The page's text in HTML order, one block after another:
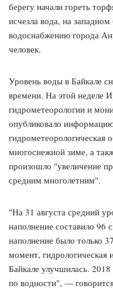
берегу начали гореть
исчезла вода, на
водоснабжению города
человек.
Уровень воды в Байкале
времени. На этой неделе
гидрометеорологии и
опубликовало
гидрометеорологическая
многоснежной зиме, а
произошло "увеличение
средним многолетним".
"На 31 августа средний
наполнение составило
наполнение было только
момент, гидрологическая
Байкале улучшилась.
по водности", —